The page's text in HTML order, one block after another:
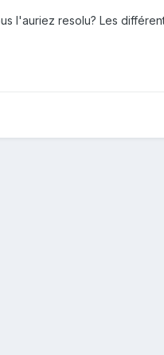
l'auriez resolu? Les